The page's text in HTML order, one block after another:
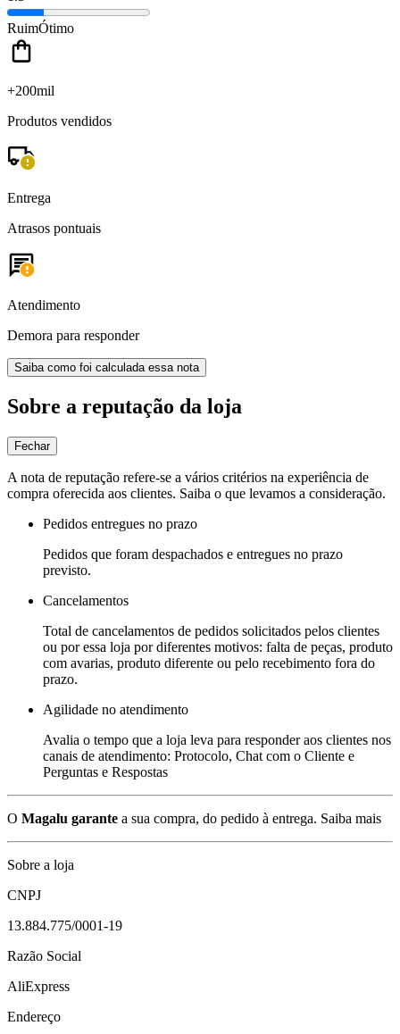
RuimÓtimo
+200mil
Produtos vendidos
Entrega
Atrasos pontuais
Atendimento
Demora para responder
Saiba como foi calculada essa nota
Sobre a reputação da loja
Fechar
A nota de reputação refere-se a vários critérios na experiência de
compra oferecida aos clientes. Saiba o que levamos a consideração.
Pedidos entregues no prazo
Pedidos que foram despachados e entregues no prazo
previsto.
Cancelamentos
Total de cancelamentos de pedidos solicitados pelos clientes
ou por essa loja por diferentes motivos: falta de peças, produto
com avarias, produto diferente ou pelo recebimento fora do
prazo.
Agilidade no atendimento
Avalia o tempo que a loja leva para responder aos clientes nos
canais de atendimento: Protocolo, Chat com o Cliente e
Perguntas e Respostas
O Magalu garante a sua compra, do pedido à entrega. Saiba mais
Sobre a loja
CNPJ
13.884.775/0001-19
Razão Social
AliExpress
Endereço